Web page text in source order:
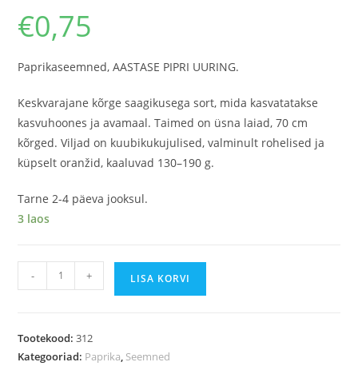
€0,75
Paprikaseemned, AASTASE PIPRI UURING.
Keskvarajane kõrge saagikusega sort, mida kasvatatakse
kasvuhoones ja avamaal. Taimed on üsna laiad, 70 cm
kõrged. Viljad on kuubikukujulised, valminult rohelised ja
küpselt oranžid, kaaluvad 130–190 g.
Tarne 2-4 päeva jooksul.
3 laos
- + LISA KORVI
Tootekood:312
Kategooriad: Paprika, Seemned